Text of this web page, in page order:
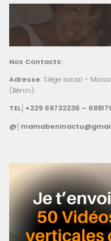
Nos Contacts:
Adresse: Siège social –
(Bénin).
TEL│+229 69732236 –